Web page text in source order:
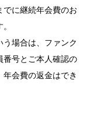
でに継続年会費のお
場合は、ファンク
番号とご本人確認の
会費の返金はでき